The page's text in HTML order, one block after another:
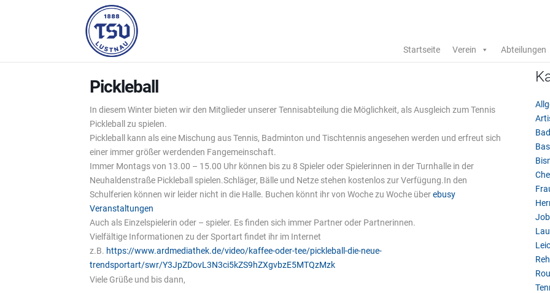
Startseite Verein Abteilungen
Pickleball
In diesem Winter bieten wir den Mitglieder unserer Tennisabteilung die Möglichkeit, als Ausgleich zum Tennis
Pickleball zu spielen.
Pickleball kann als eine Mischung aus Tennis, Badminton und Tischtennis angesehen werden und erfreut sich
einer immer größer werdenden Fangemeinschaft.
Immer Montags von 13.00 – 15.00 Uhr können bis zu 8 Spieler oder Spielerinnen in der Turnhalle in der
Neuhaldenstraße Pickleball spielen.Schläger, Bälle und Netze stehen kostenlos zur Verfügung.In den
Schulferien können wir leider nicht in die Halle. Buchen könnt ihr von Woche zu Woche überebusy
Veranstaltungen
Auch als Einzelspielerin oder – spieler. Es finden sich immer Partner oder Partnerinnen.
Vielfältige Informationen zu der Sportart findet ihr im Internet
z.B. https://www.ardmediathek.de/video/kaffee-oder-tee/pickleball-die-neue-
trendsportart/swr/Y3JpZDovL3N3ci5kZS9hZXgvbzE5MTQzMzk
Viele Grüße und bis dann,